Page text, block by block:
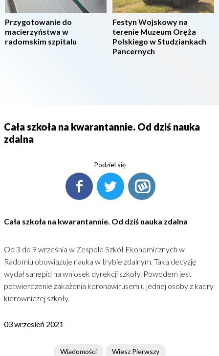
Przygotowanie do
macierzyństwa w
radomskim szpitalu
Festyn Wojskowy na
terenie Muzeum Oręża
Polskiego w Studziankach
Pancernych
Cała szkoła na kwarantannie. Od dziś nauka
zdalna
Podziel się
Cała szkoła na kwarantannie. Od dziś nauka zdalna
Od 3 do 9 września w Zespole Szkół Ekonomicznych w
Radomiu obowiązuje nauka w trybie zdalnym. Taką decyzję
wydał sanepid na wniosek dyrekcji szkoły. Powodem jest
potwierdzenie zakażenia koronawirusem u jednej osoby z kadry
kierowniczej szkoły.
03 wrzesień 2021
Wiadomości Wiesz Pierwszy